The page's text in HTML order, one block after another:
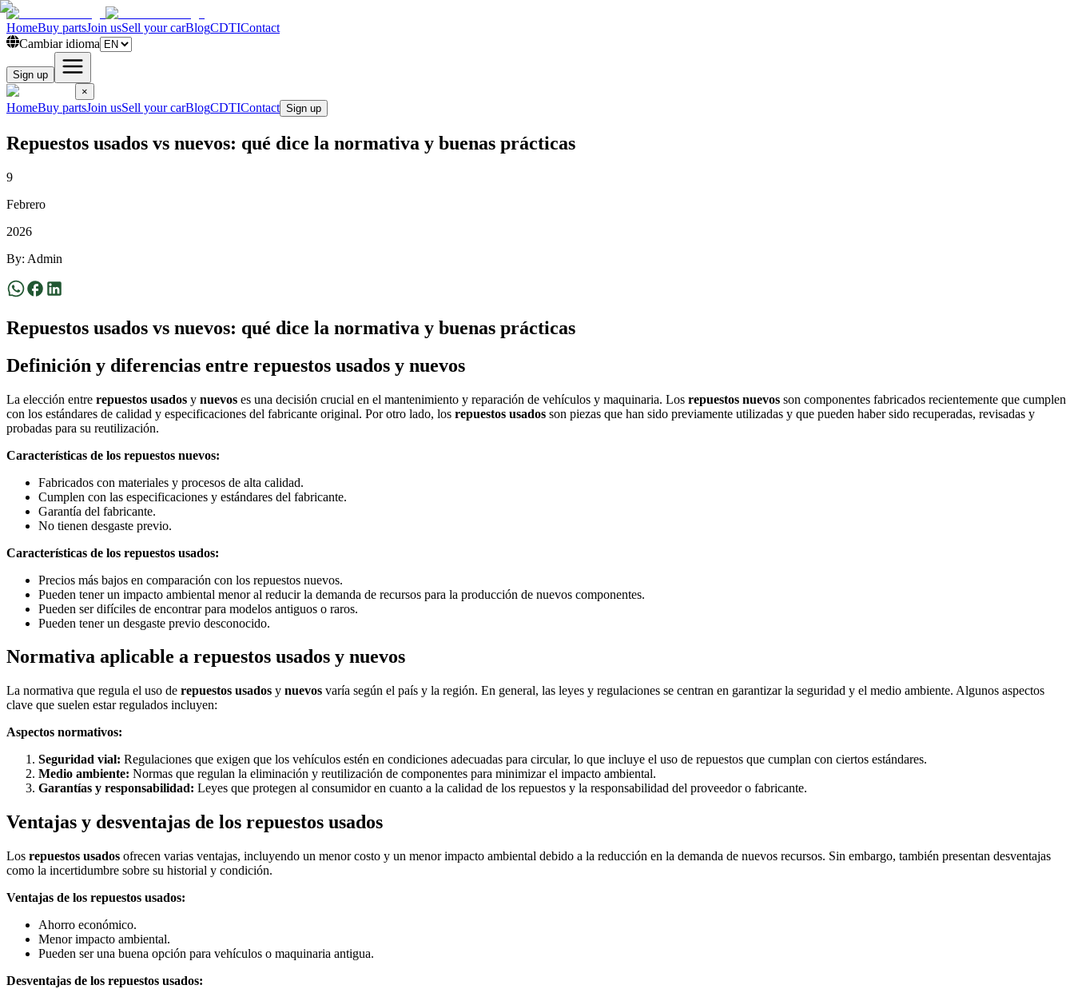
HomeBuy partsJoin usSell your carBlogCDTIContact
Cambiar idioma
Sign up
×
HomeBuy partsJoin usSell your carBlogCDTIContact Sign up
Repuestos usados vs nuevos: qué dice la normativa y buenas prácticas
9
Febrero
2026
By: Admin
Repuestos usados vs nuevos: qué dice la normativa y buenas prácticas
Definición y diferencias entre repuestos usados y nuevos
La elección entre repuestos usados y nuevos es una decisión crucial en el mantenimiento y reparación de vehículos y maquinaria. Los repuestos nuevos son componentes fabricados recientemente que cumplen
con los estándares de calidad y especificaciones del fabricante original. Por otro lado, los repuestos usados son piezas que han sido previamente utilizadas y que pueden haber sido recuperadas, revisadas y
probadas para su reutilización.
Características de los repuestos nuevos:
Fabricados con materiales y procesos de alta calidad.
Cumplen con las especificaciones y estándares del fabricante.
Garantía del fabricante.
No tienen desgaste previo.
Características de los repuestos usados:
Precios más bajos en comparación con los repuestos nuevos.
Pueden tener un impacto ambiental menor al reducir la demanda de recursos para la producción de nuevos componentes.
Pueden ser difíciles de encontrar para modelos antiguos o raros.
Pueden tener un desgaste previo desconocido.
Normativa aplicable a repuestos usados y nuevos
La normativa que regula el uso de repuestos usados y nuevos varía según el país y la región. En general, las leyes y regulaciones se centran en garantizar la seguridad y el medio ambiente. Algunos aspectos
clave que suelen estar regulados incluyen:
Aspectos normativos:
Seguridad vial: Regulaciones que exigen que los vehículos estén en condiciones adecuadas para circular, lo que incluye el uso de repuestos que cumplan con ciertos estándares.
Medio ambiente: Normas que regulan la eliminación y reutilización de componentes para minimizar el impacto ambiental.
Garantías y responsabilidad: Leyes que protegen al consumidor en cuanto a la calidad de los repuestos y la responsabilidad del proveedor o fabricante.
Ventajas y desventajas de los repuestos usados
Los repuestos usados ofrecen varias ventajas, incluyendo un menor costo y un menor impacto ambiental debido a la reducción en la demanda de nuevos recursos. Sin embargo, también presentan desventajas
como la incertidumbre sobre su historial y condición.
Ventajas de los repuestos usados:
Ahorro económico.
Menor impacto ambiental.
Pueden ser una buena opción para vehículos o maquinaria antigua.
Desventajas de los repuestos usados: